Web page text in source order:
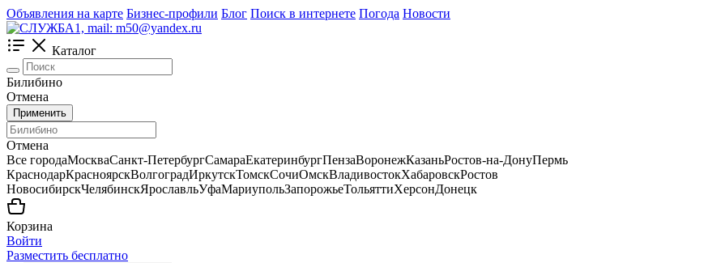
Объявления на карте Бизнес-профили Блог Поиск в интернете Погода Новости
Каталог
Билибино
Отмена
Применить
Отмена
Все городаМоскваСанкт-ПетербургСамараЕкатеринбургПензаВоронежКазаньРостов-на-ДонуПермь
КраснодарКрасноярскВолгоградИркутскТомскСочиОмскВладивостокХабаровскРостов
НовосибирскЧелябинскЯрославльУфаМариупольЗапорожьеТольяттиХерсонДонецк
Корзина
Войти
Разместить бесплатно